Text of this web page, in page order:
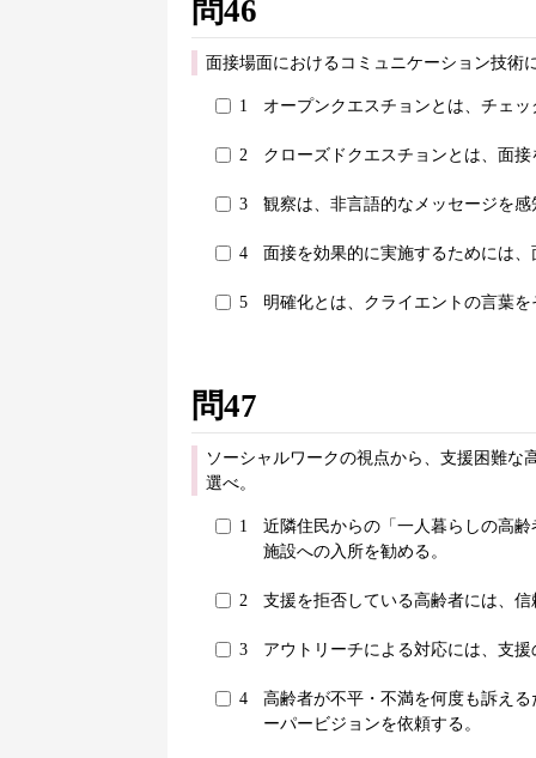
問46
面接場面におけるコミュニケーション技術
1 オープンクエスチョンとは、チェ
2 クローズドクエスチョンとは、面
3 観察は、非言語的なメッセージを
4 面接を効果的に実施するためには
5 明確化とは、クライエントの言葉
問47
ソーシャルワークの視点から、支援困難な
選べ。
1
近隣住民からの「一人暮らしの高
施設への入所を勧める。
2 支援を拒否している高齢者には、
3 アウトリーチによる対応には、支
4
高齢者が不平・不満を何度も訴え
ーパービジョンを依頼する。